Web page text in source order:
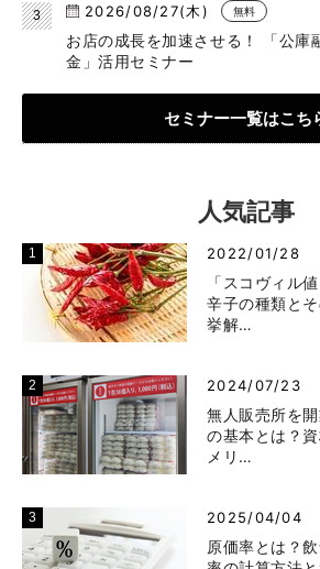
2026/08/27(木) 無料
お店の成長を加速させる！ 「公庫
金」活用セミナー
セミナー一覧はこち
人気記事
2022/01/28
「スコヴィル
辛子の種類と
挙解…
2024/07/23
無人販売所を
の基本とは？
メリ…
2025/04/04
原価率とは？